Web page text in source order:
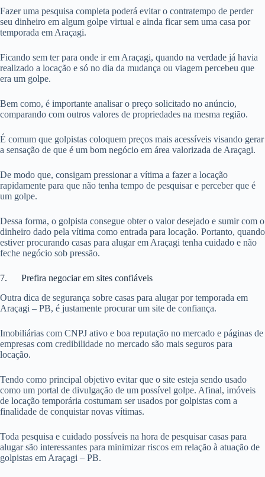
Fazer uma pesquisa completa poderá evitar o contratempo de perder
seu dinheiro em algum golpe virtual e ainda ficar sem uma casa por
temporada em Araçagi.
Ficando sem ter para onde ir em Araçagi, quando na verdade já havia
realizado a locação e só no dia da mudança ou viagem percebeu que
era um golpe.
Bem como, é importante analisar o preço solicitado no anúncio,
comparando com outros valores de propriedades na mesma região.
É comum que golpistas coloquem preços mais acessíveis visando gerar
a sensação de que é um bom negócio em área valorizada de Araçagi.
De modo que, consigam pressionar a vítima a fazer a locação
rapidamente para que não tenha tempo de pesquisar e perceber que é
um golpe.
Dessa forma, o golpista consegue obter o valor desejado e sumir com o
dinheiro dado pela vítima como entrada para locação. Portanto, quando
estiver procurando casas para alugar em Araçagi tenha cuidado e não
feche negócio sob pressão.
7. Prefira negociar em sites confiáveis
Outra dica de segurança sobre casas para alugar por temporada em
Araçagi – PB, é justamente procurar um site de confiança.
Imobiliárias com CNPJ ativo e boa reputação no mercado e páginas de
empresas com credibilidade no mercado são mais seguros para
locação.
Tendo como principal objetivo evitar que o site esteja sendo usado
como um portal de divulgação de um possível golpe. Afinal, imóveis
de locação temporária costumam ser usados por golpistas com a
finalidade de conquistar novas vítimas.
Toda pesquisa e cuidado possíveis na hora de pesquisar casas para
alugar são interessantes para minimizar riscos em relação à atuação de
golpistas em Araçagi – PB.